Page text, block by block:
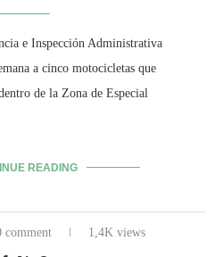
e Inspección Administrativa
a cinco motocicletas que
de la Zona de Especial
READING
comment 1,4K views